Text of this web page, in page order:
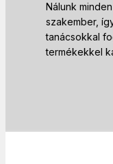
Nálunk
szakember,
tanácsokkal
termékekkel